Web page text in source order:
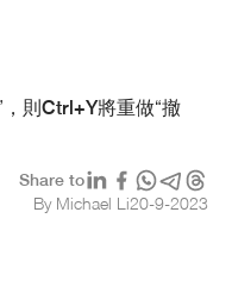
則Ctrl+Y將重做“撤
Share to
By Michael Li20-9-2023